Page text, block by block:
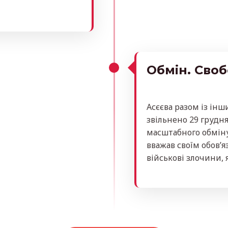
Обмін.
Асєєва разом із
звільнено 29
масштабного
вважав своїм
військові злочини,